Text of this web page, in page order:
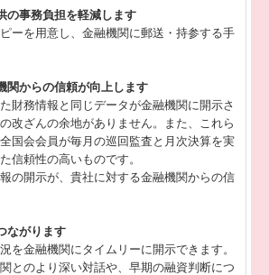
の事務負担を軽減します
ーを用意し、金融機関に郵送・持参する手
関からの信頼が向上します
財務情報と同じデータが金融機関に開示さ
改ざんの余地がありません。また、これら
国会会員が毎月の巡回監査と月次決算を実
信頼性の高いものです。
の開示が、貴社に対する金融機関からの信
ながります
を金融機関にタイムリーに開示できます。
とのより深い対話や、早期の融資判断につ